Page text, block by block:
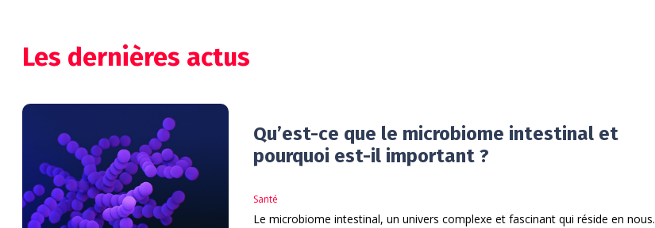
Les dernières actus
Qu’est-ce que le microbiome intestinal et
pourquoi est-il important ?
Santé
Le microbiome intestinal, un univers complexe et fascinant qui réside en nous.